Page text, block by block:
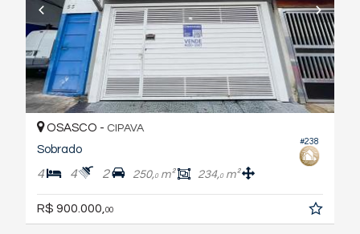
#238
OSASCO - CIPAVA
Sobrado
4 4 2 250,0m² 234,0m²
R$ 900.000,00